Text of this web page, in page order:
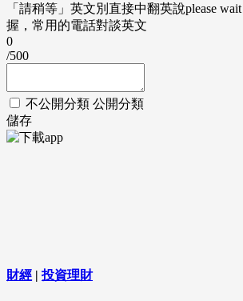
「請稍等」英文別直接中翻英說please
握，常用的電話對談英文
0
/500
不公開分類 公開分類
儲存
財經 | 投資理財